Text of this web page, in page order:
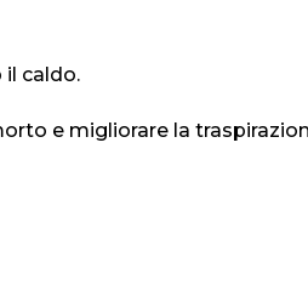
il caldo.
e migliorare la